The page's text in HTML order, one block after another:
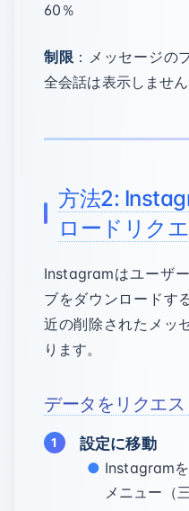
60％
制限 ：メッセージの
全会話は表示しません
方法2:
ロードリク
Instagramはユーザ
ブをダウンロードす
近の削除されたメッ
ります。
データをリクエス
設定に移動
Instagram
メニュー（